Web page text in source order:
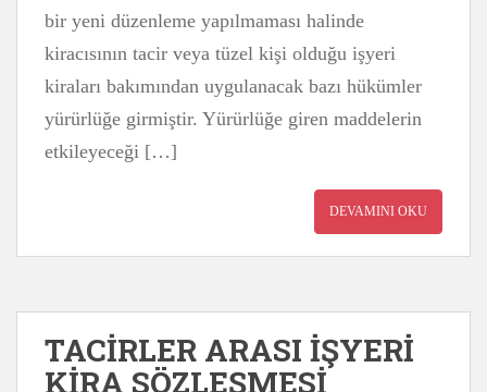
bir yeni düzenleme yapılmaması halinde
kiracısının tacir veya tüzel kişi olduğu işyeri
kiraları bakımından uygulanacak bazı hükümler
yürürlüğe girmiştir. Yürürlüğe giren maddelerin
etkileyeceği […]
DEVAMINI OKU
TACİRLER ARASI İŞYERİ
KİRA SÖZLEŞMESİ